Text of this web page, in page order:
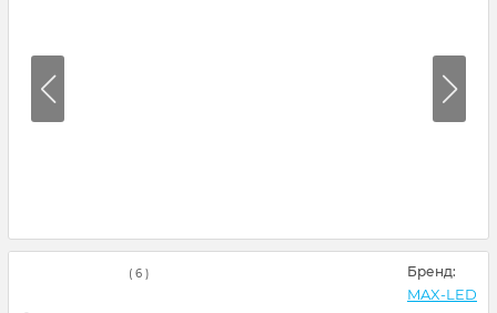
( 6 ) Бренд:
MAX-LED